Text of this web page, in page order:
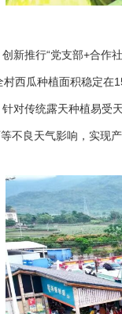
创新推行“党支部+合作
村西瓜种植面积稳定在
针对传统露天种植易受
不良天气影响，实现